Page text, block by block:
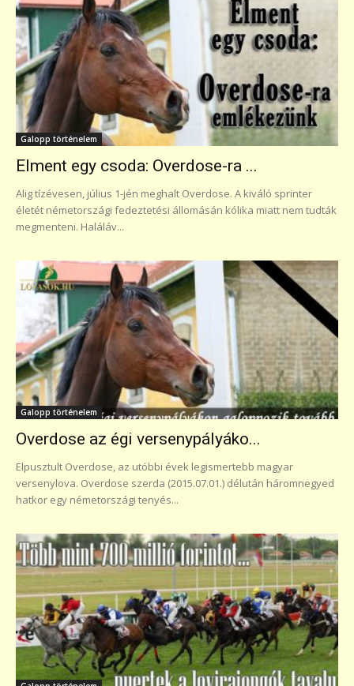
Galopp történelem
Elment egy csoda: Overdose-ra ...
Alig tízévesen, július 1-jén meghalt Overdose. A kiváló sprinter
életét németországi fedeztetési állomásán kólika miatt nem tudták
megmenteni. Haláláv...
Galopp történelem
Overdose az égi versenypályáko...
Elpusztult Overdose, az utóbbi évek legismertebb magyar
versenylova. Overdose szerda (2015.07.01.) délután háromnegyed
hatkor egy németországi tenyés...